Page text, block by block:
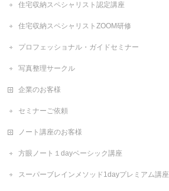
住宅収納スペシャリスト認定講座
住宅収納スペシャリストZOOM研修
プロフェッショナル・ガイドセミナー
写真整理サークル
企業のお客様
セミナーご依頼
ノート講座のお客様
方眼ノート１dayベーシック講座
スーパーブレインメソッド1dayプレミアム講座